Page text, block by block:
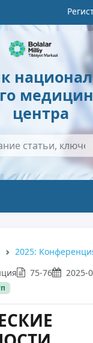
центра
2025:
75-76 2025-